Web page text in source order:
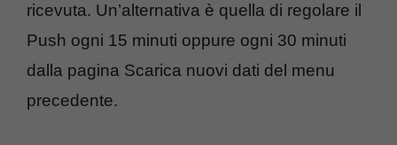
ricevuta. Un’alternativa è quella di regolare il
Push ogni 15 minuti oppure ogni 30 minuti
dalla pagina Scarica nuovi dati del menu
precedente.